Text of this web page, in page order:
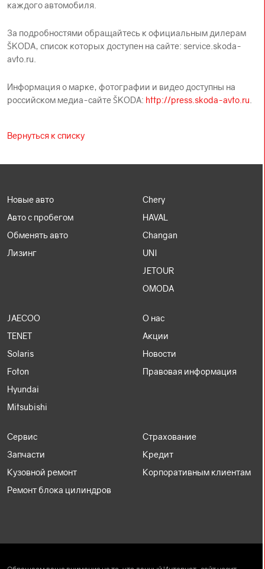
каждого автомобиля.
За подробностями обращайтесь к официальным дилерам
ŠKODА, список которых доступен на сайте: service.skoda-
avto.ru.
Информация о марке, фотографии и видео доступны на
российском медиа-сайте ŠKODА: http://press.skoda-avto.ru
Вернуться к списку
Новые авто
Авто с пробегом
Обменять авто
Лизинг
Chery
HAVAL
Changan
UNI
JETOUR
OMODA
JAECOO
TENET
Solaris
Foton
Hyundai
Mitsubishi
О нас
Акции
Новости
Правовая информация
Сервис
Запчасти
Кузовной ремонт
Ремонт блока цилиндров
Страхование
Кредит
Корпоративным клиентам